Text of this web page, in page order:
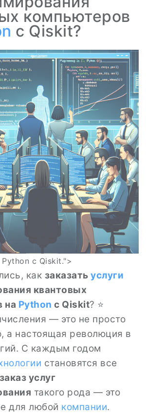
компьютеров
с Qiskit?
Python с Qiskit.">
как заказать услуги
квантовых
на Python с Qiskit? ⭐
— это не просто
а настоящая революция в
С каждым годом
становятся все
заказ услуг
такого рода — это
для любой компании.